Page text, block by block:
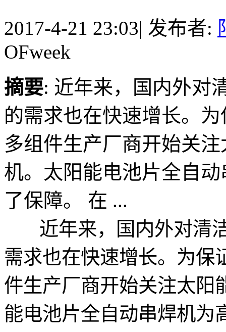
2017-4-21 23:03| 发布者:
OFweek
摘要: 近年来，国内外对
的需求也在快速增长。
多组件生产厂商开始关
机。太阳能电池片全自
了保障。 在 ...
近年来，国内外对清洁
需求也在快速增长。为保
件生产厂商开始关注太阳
能电池片全自动串焊机为